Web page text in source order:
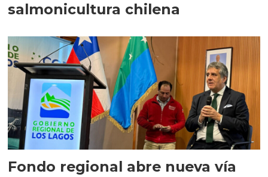
salmonicultura chilena
Fondo regional abre nueva vía